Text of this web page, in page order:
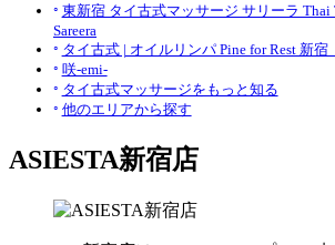
東新宿 タイ古式マッサージ サリーラ Thai
Sareera
タイ古式 | オイルリンパ Pine for Rest 新宿
咲-emi-
タイ古式マッサージをもっと知る
他のエリアから探す
ASIESTA新宿店